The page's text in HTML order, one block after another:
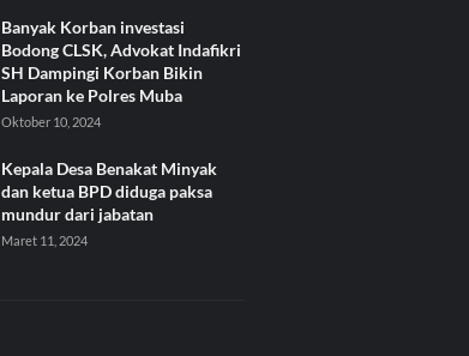
Banyak Korban investasi
Bodong CLSK, Advokat Indafikri
SH Dampingi Korban Bikin
Laporan ke Polres Muba
Oktober 10, 2024
Kepala Desa Benakat Minyak
dan ketua BPD diduga paksa
mundur dari jabatan
Maret 11, 2024